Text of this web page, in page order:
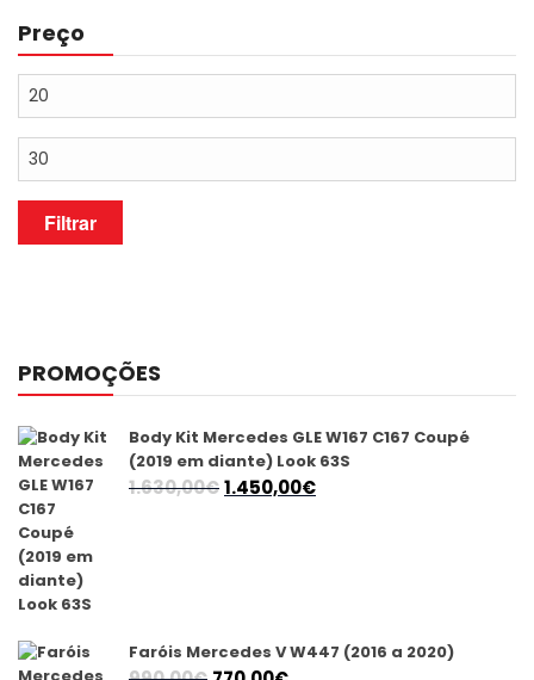
Preço
Preço
mínimo
Preço
máximo
Filtrar
PROMOÇÕES
Body Kit Mercedes GLE W167 C167 Coupé
(2019 em diante) Look 63S
1.630,00€O
1.450,00€O
Faróis Mercedes V W447 (2016 a 2020)